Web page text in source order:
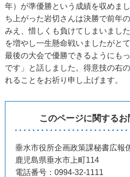
年）が準優勝という成績を収めま
ち上がった岩切さんは決勝で前年
みえ、惜しくも負けてしまいまし
を増やし一生懸命戦いましたがと
最後の大会で優勝できるようにも
です」と話しました。得意技の右
れることをお祈り申し上げます。
このページに関する
垂水市役所企画政策課秘書広報
鹿児島県垂水市上町114
電話番号：0994-32-1111